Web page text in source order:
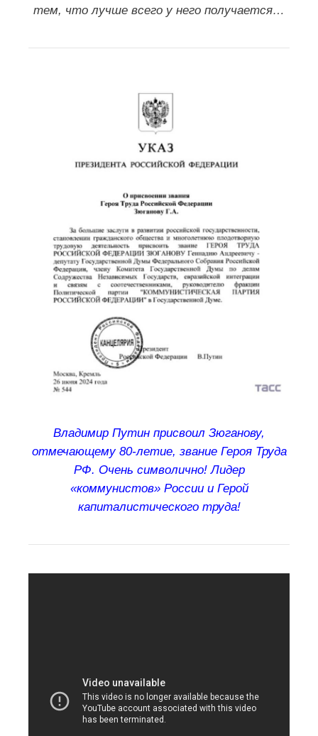
тем, что лучше всего у него получается…
Владимир Путин присвоил Зюганову,
отмечающему 80-летие, звание Героя Труда
РФ. Очень символично! Лидер
«коммунистов» России и Герой
капиталистического труда!